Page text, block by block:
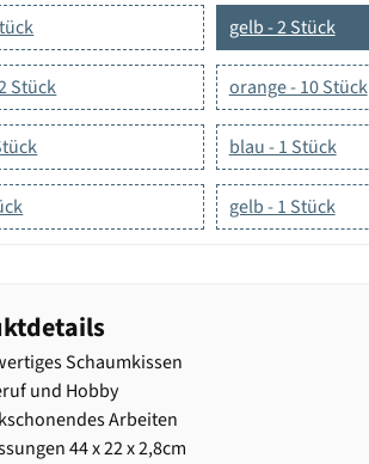
gelb - 2 Stück
Stück orange - 10 Stück
blau - 1 Stück
gelb - 1 Stück
Schaumkissen
und Hobby
Arbeiten
44 x 22 x 2,8cm